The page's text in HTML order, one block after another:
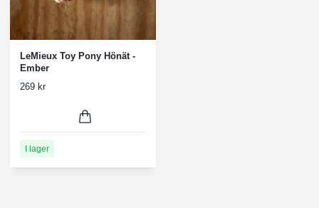
LeMieux Toy Pony Hönät -
Ember
269 kr
I lager